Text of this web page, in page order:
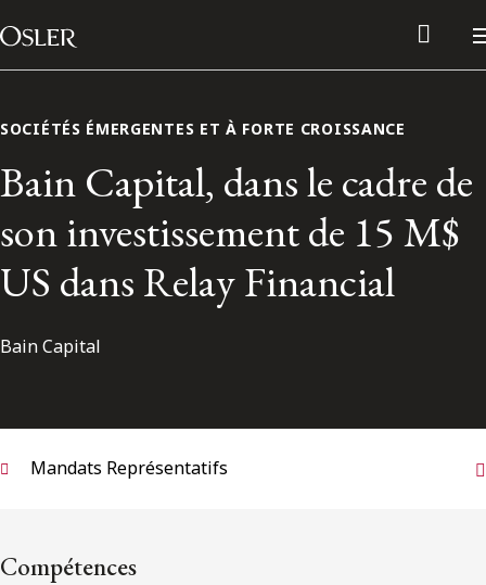
Passer au contenu
Main Navigation
S’abonner aux articles Osler
SOCIÉTÉS ÉMERGENTES ET À FORTE CROISSANCE
Bain Capital, dans le cadre de
son investissement de 15 M$
US dans Relay Financial
Bain Capital
Mandats Représentatifs
Compétences